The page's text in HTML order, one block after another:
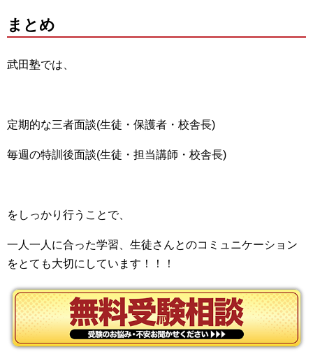
まとめ
武田塾では、
定期的な三者面談(生徒・保護者・校舎長)
毎週の特訓後面談(生徒・担当講師・校舎長)
をしっかり行うことで、
一人一人に合った学習、生徒さんとのコミュニケーション
をとても大切にしています！！！